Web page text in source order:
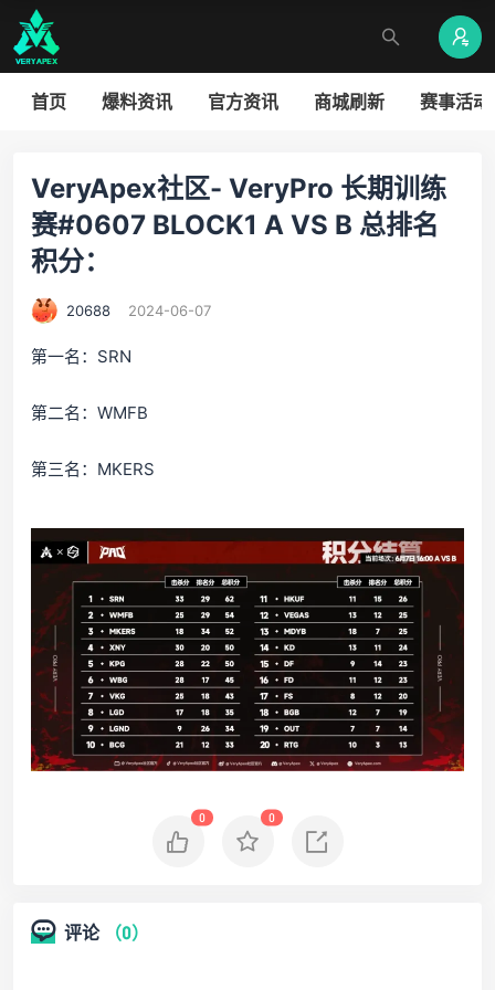
首页 爆料资讯 官方资讯 商城刷新 赛事活动
VeryApex社区- VeryPro 长期训练
赛#0607 BLOCK1 A VS B 总排名
积分：
20688 2024-06-07
第一名：SRN
第二名：WMFB
第三名：MKERS
0 0
评论 （0）